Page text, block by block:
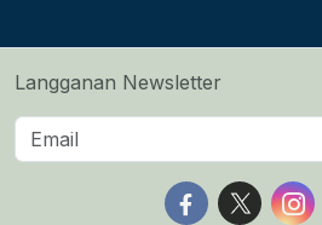
Langganan Newsletter
Follow us
Follow